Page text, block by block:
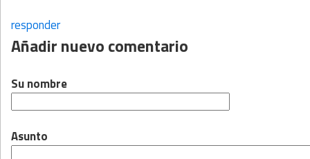
responder
Añadir nuevo comentario
Su nombre
Asunto